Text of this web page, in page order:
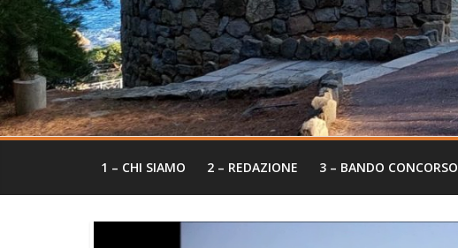
1 – CHI SIAMO 2 – REDAZIONE 3 – BANDO CONCORSO